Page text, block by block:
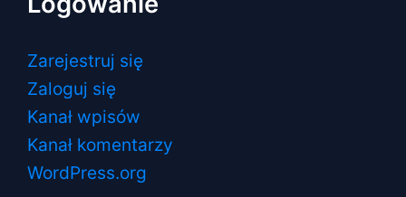
Zarejestruj się
Zaloguj się
Kanał wpisów
Kanał komentarzy
WordPress.org